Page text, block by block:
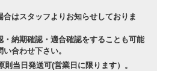
合はスタッフよりお知らせしておりま
・納期確認・適合確認をすることも可能
合わせ下さい。
当日発送可(営業日に限ります）。